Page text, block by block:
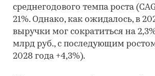
среднегодового темпа роста
21%. Однако, как ожидалось, в
выручки мог сократиться на
млрд руб., с последующим
2028 года +4,3%).